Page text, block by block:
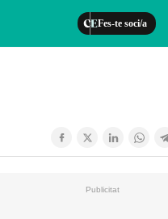
Fes-te soci/a